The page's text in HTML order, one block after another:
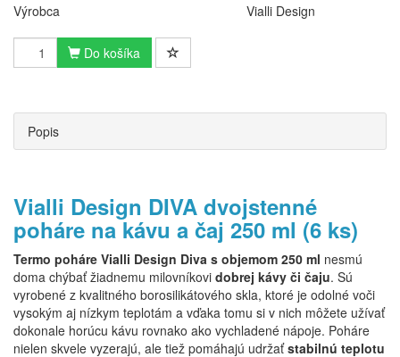
Výrobca
Vialli Design
Do košíka
Popis
Vialli Design DIVA dvojstenné
poháre na kávu a čaj 250 ml (6 ks)
Termo poháre Vialli Design Diva s objemom 250 ml nesmú
doma chýbať žiadnemu milovníkovi dobrej kávy či čaju. Sú
vyrobené z kvalitného borosilikátového skla, ktoré je odolné voči
vysokým aj nízkym teplotám a vďaka tomu si v nich môžete užívať
dokonale horúcu kávu rovnako ako vychladené nápoje. Poháre
nielen skvele vyzerajú, ale tiež pomáhajú udržaťstabilnú teplotu